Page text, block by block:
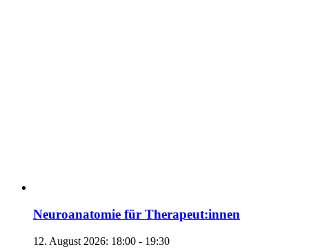
Neuroanatomie für Therapeut:innen
12. August 2026: 18:00 - 19:30